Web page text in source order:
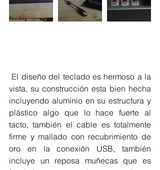
vista, su construcción esta bien hecha
incluyendo aluminio en su estructura y
plástico algo que lo hace fuerte al
tacto, también el cable es totalmente
firme y mallado con recubrimiento de
oro en la conexión USB, también
incluye un reposa muñecas que es